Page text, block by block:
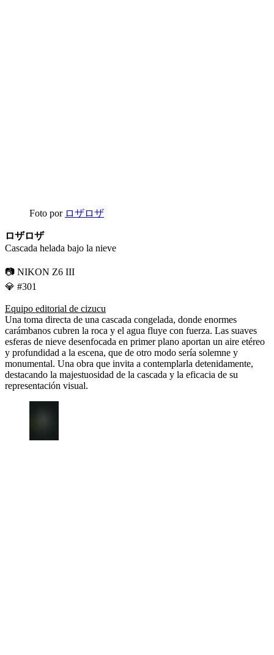
Foto por ロザロザ
ロザロザ
Cascada helada bajo la nieve
📷 NIKON Z6 III
💎 #301
Equipo editorial de cizucu
Una toma directa de una cascada congelada, donde enormes
carámbanos cubren la roca y el agua fluye con fuerza. Las suaves
esferas de nieve desenfocada en primer plano aportan un aire etéreo
y profundidad a la escena, que de otro modo sería solemne y
monumental. Una obra que invita a contemplarla detenidamente,
destacando la majestuosidad de la cascada y la eficacia de su
representación visual.